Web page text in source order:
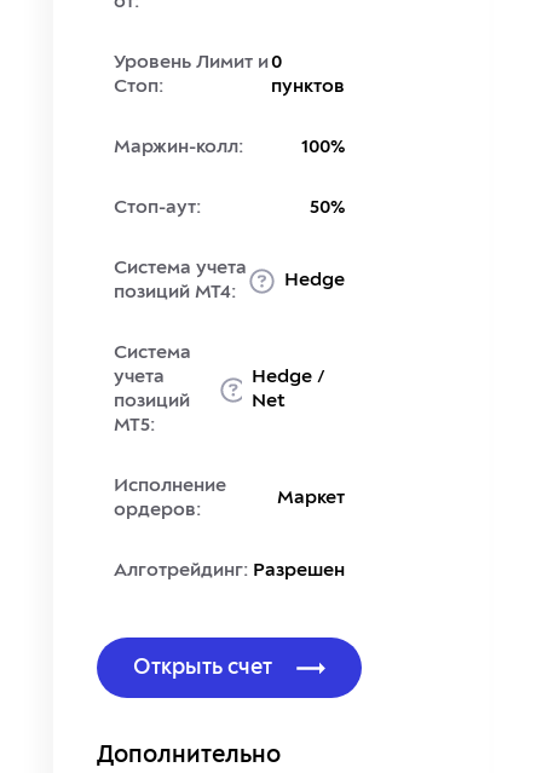
Уровень Лимит и
Стоп:
0
пунктов
Маржин-колл: 100%
Стоп-аут: 50%
Система учета
позиций MT4:
Hedge
Система
учета
позиций
MT5:
Hedge /
Net
Исполнение
ордеров:
Маркет
Алготрейдинг: Разрешен
Открыть счет
Дополнительно